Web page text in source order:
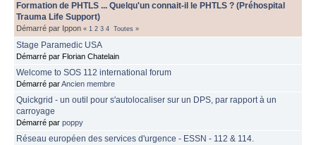
Formation de PHTLS ... Quelqu'un connait-il le PHTLS ? (Préhospital
Trauma Life Support)
Démarré par Ippon « 1 2 3 4 Toutes »
Stage Paramedic USA
Démarré par Florian Chatelain
Welcome to SOS 112 international forum
Démarré parAncien membre
Quickgrid - un outil pour s'autolocaliser sur un DPS, par rapport à un
carroyage
Démarré par poppy
Réseau européen des services d'urgence - ESSN - 112 & 114.